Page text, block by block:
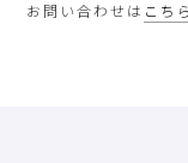
お問い合わせは こちら